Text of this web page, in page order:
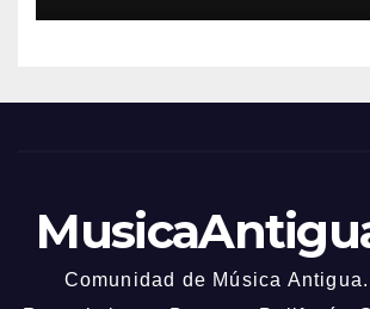
Comunidad de Música